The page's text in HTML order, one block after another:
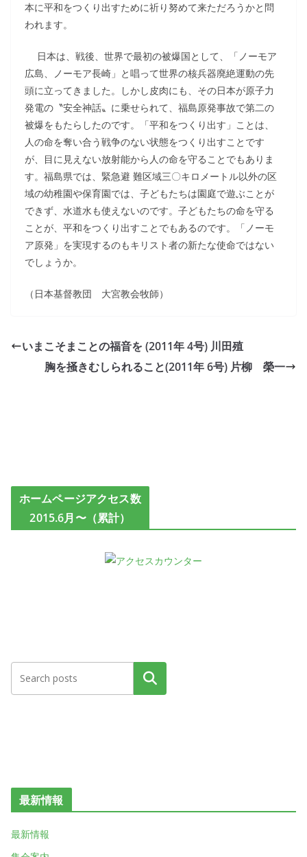
本に平和をつくり出すために祈り努めて来ただろうかと問
われます。
日本は、戦後、世界で最初の被爆国として、「ノーモア
広島、ノーモア長崎」と唱って世界の核兵器廃絶運動の先
頭に立ってきました。しかし皮肉にも、その日本が原子力
発電の〝安全神話〟に乗せられて、福島原発事故で第二の
被爆をもたらしたのです。「平和をつくり出す」ことは、
人の命を奪い合う戦争のない状態をつくり出すことです
が、目に見えない放射能から人の命を守ることでもありま
す。福島県では、緊急避 難区域三〇キロメートル以外の区
域の幼稚園や保育園では、子どもたちは園庭で遊ぶことが
できず、水道水も使えないのです。子どもたちの命を守る
ことが、平和をつくり出すことでもあるのです。「ノーモ
ア原発」を実現するのもキリスト者の新たな使命ではない
でしょうか。
（日本基督教団 大宮教会牧師）
いまこそまことの福音を (2011年 4号) 川田殖
胸を掻きむしられること(2011年 6号) 片柳 榮一
ホームページアクセス数
2015.6月〜（累計）
検索
最新情報
最新情報